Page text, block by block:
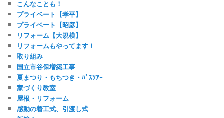
こんなことも！
プライベート【孝平】
プライベート【昭彦】
リフォーム【大規模】
リフォームもやってます！
取り組み
国立市谷保増築工事
夏まつり・もちつき・ﾊﾞｽﾂｱｰ
家づくり教室
屋根・リフォーム
感動の着工式、引渡し式